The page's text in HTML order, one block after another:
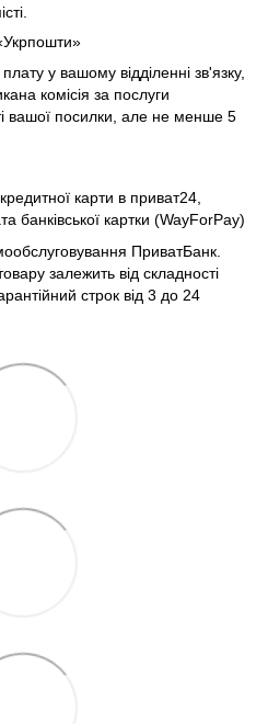
у вашому відділенні зв'язку,
комісія за послуги
вашої посилки, але не менше 5
карти в приват24,
банківської картки (WayForPay)
ПриватБанк.
залежить від складності
строк від 3 до 24